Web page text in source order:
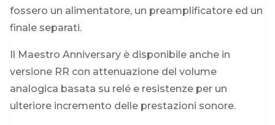
fossero un alimentatore, un preamplificatore ed un
finale separati.
Il Maestro Anniversary è disponibile anche in
versione RR con attenuazione del volume
analogica basata su relé e resistenze per un
ulteriore incremento delle prestazioni sonore.